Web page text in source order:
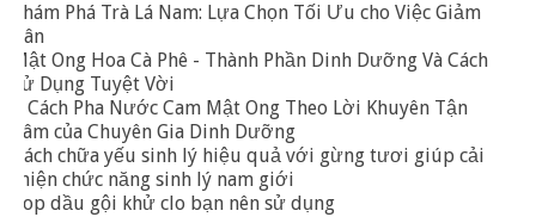
Khám Phá Trà Lá Nam: Lựa Chọn Tối Ưu cho Việc Giảm
Cân
Mật Ong Hoa Cà Phê - Thành Phần Dinh Dưỡng Và Cách
Sử Dụng Tuyệt Vời
3 Cách Pha Nước Cam Mật Ong Theo Lời Khuyên Tận
Tâm của Chuyên Gia Dinh Dưỡng
Cách chữa yếu sinh lý hiệu quả với gừng tươi giúp cải
thiện chức năng sinh lý nam giới
Top dầu gội khử clo bạn nên sử dụng